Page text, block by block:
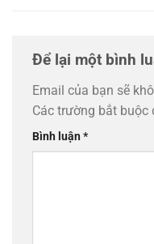
Để lại một bình
Email của bạn sẽ
Các trường bắt buộc
Bình luận*